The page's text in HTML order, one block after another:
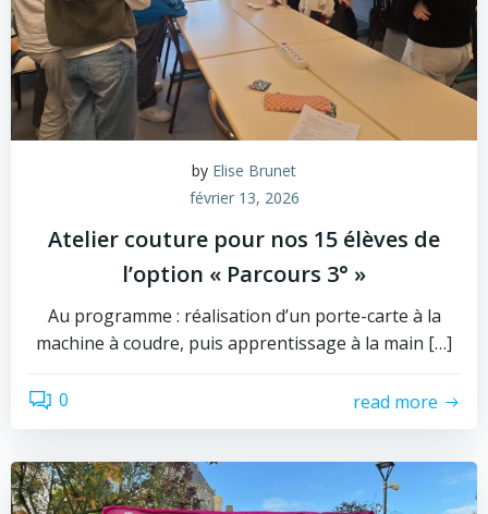
by Elise Brunet
février 13, 2026
Atelier couture pour nos 15 élèves de
l’option « Parcours 3° »
Au programme : réalisation d’un porte-carte à la
machine à coudre, puis apprentissage à la main […]
0 read more